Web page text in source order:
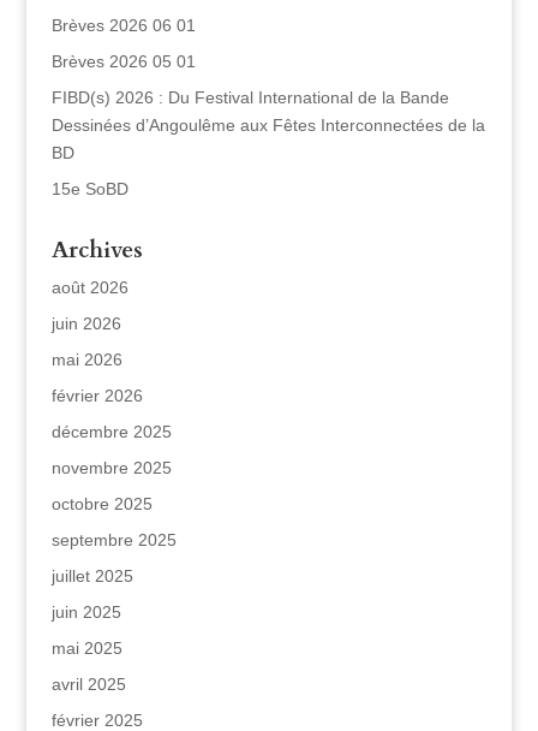
Brèves 2026 06 01
Brèves 2026 05 01
FIBD(s) 2026 : Du Festival International de la Bande
Dessinées d’Angoulême aux Fêtes Interconnectées de la
BD
15e SoBD
Archives
août 2026
juin 2026
mai 2026
février 2026
décembre 2025
novembre 2025
octobre 2025
septembre 2025
juillet 2025
juin 2025
mai 2025
avril 2025
février 2025